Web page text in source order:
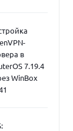
в
7.19.4
WinBox